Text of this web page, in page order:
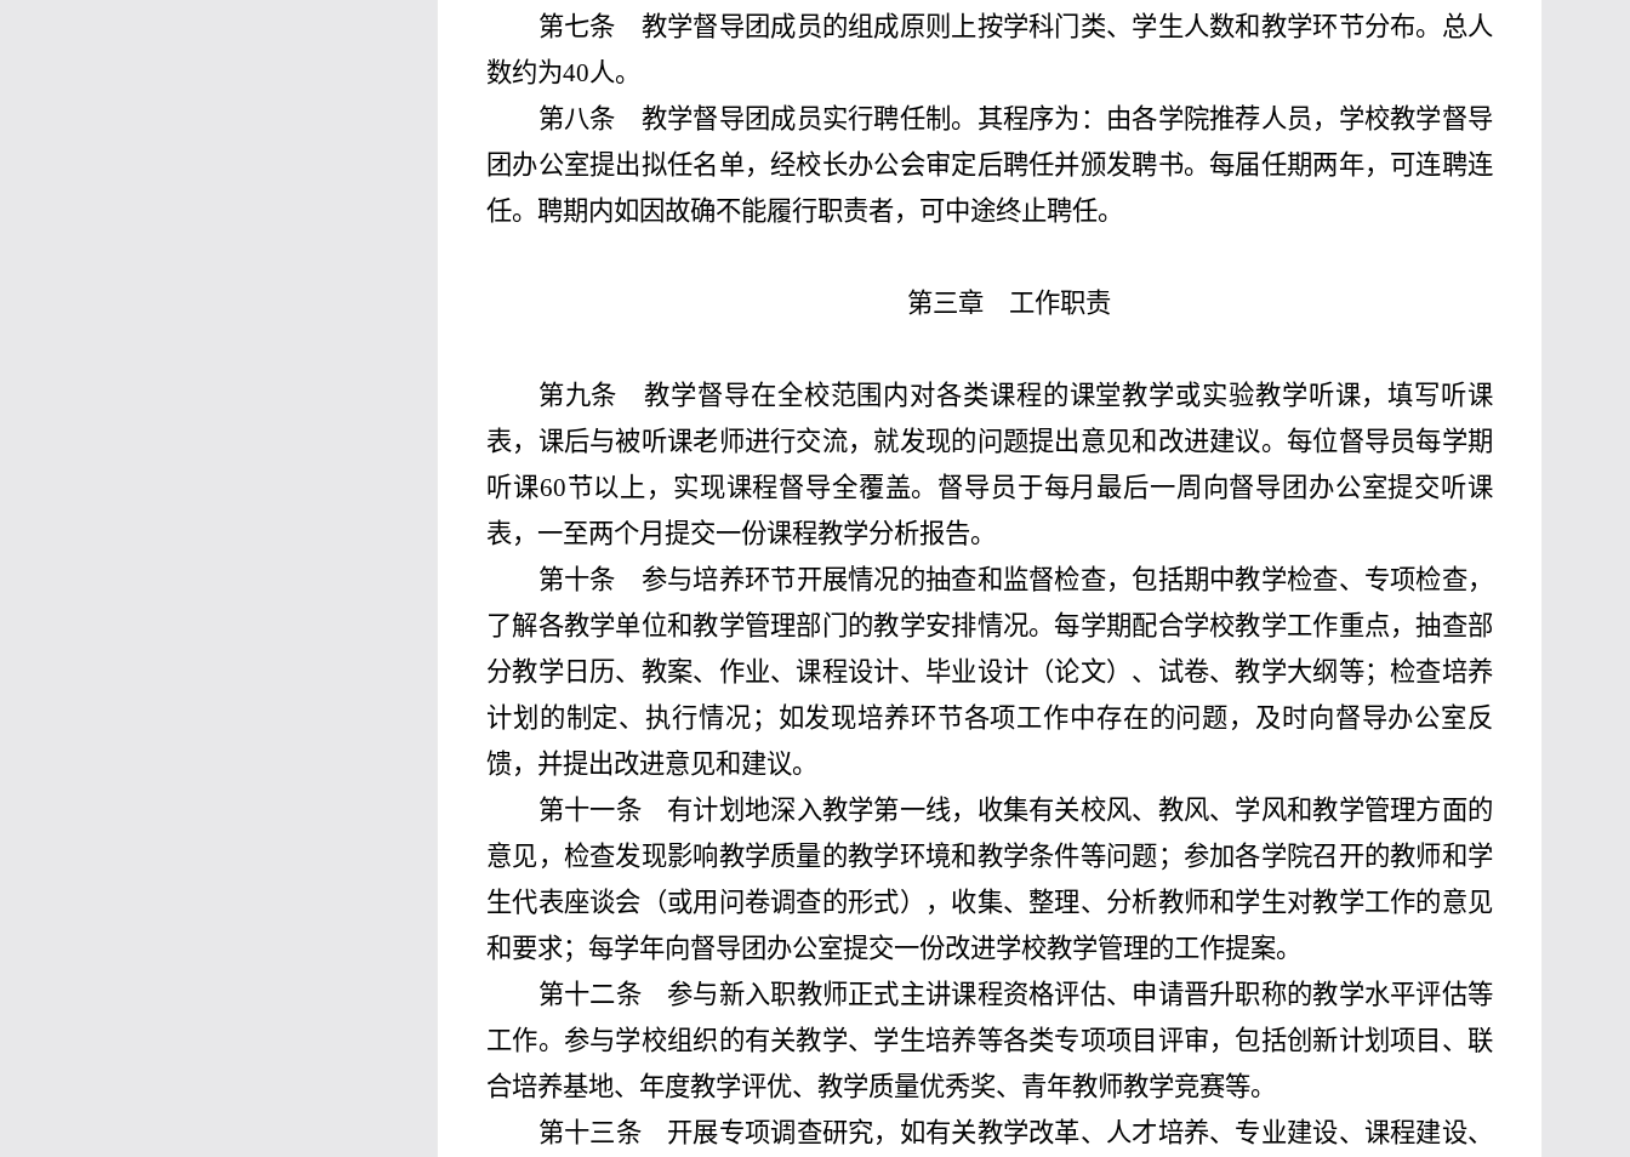
第七条 教学督导团成员的组成原则上按学科门类、学生人数和教学环节分布。总人
数约为40人。
第八条 教学督导团成员实行聘任制。其程序为：由各学院推荐人员，学校教学督导
团办公室提出拟任名单，经校长办公会审定后聘任并颁发聘书。每届任期两年，可连聘连
任。聘期内如因故确不能履行职责者，可中途终止聘任。
第三章 工作职责
第九条 教学督导在全校范围内对各类课程的课堂教学或实验教学听课，填写听课
表，课后与被听课老师进行交流，就发现的问题提出意见和改进建议。每位督导员每学期
听课60节以上，实现课程督导全覆盖。督导员于每月最后一周向督导团办公室提交听课
表，一至两个月提交一份课程教学分析报告。
第十条 参与培养环节开展情况的抽查和监督检查，包括期中教学检查、专项检查，
了解各教学单位和教学管理部门的教学安排情况。每学期配合学校教学工作重点，抽查部
分教学日历、教案、作业、课程设计、毕业设计（论文）、试卷、教学大纲等；检查培养
计划的制定、执行情况；如发现培养环节各项工作中存在的问题，及时向督导办公室反
馈，并提出改进意见和建议。
第十一条有计划地深入教学第一线，收集有关校风、教风、学风和教学管理方面的
意见，检查发现影响教学质量的教学环境和教学条件等问题；参加各学院召开的教师和学
生代表座谈会（或用问卷调查的形式），收集、整理、分析教师和学生对教学工作的意见
和要求；每学年向督导团办公室提交一份改进学校教学管理的工作提案。
第十二条参与新入职教师正式主讲课程资格评估、申请晋升职称的教学水平评估等
工作。参与学校组织的有关教学、学生培养等各类专项项目评审，包括创新计划项目、联
合培养基地、年度教学评优、教学质量优秀奖、青年教师教学竞赛等。
第十三条开展专项调查研究，如有关教学改革、人才培养、专业建设、课程建设、